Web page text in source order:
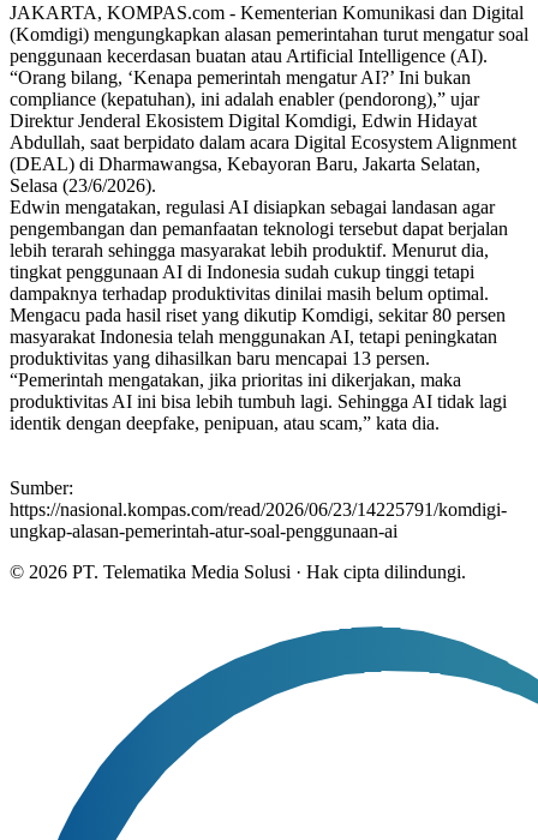
JAKARTA, KOMPAS.com - Kementerian Komunikasi dan Digital
(Komdigi) mengungkapkan alasan pemerintahan turut mengatur soal
penggunaan kecerdasan buatan atau Artificial Intelligence (AI).
“Orang bilang, ‘Kenapa pemerintah mengatur AI?’ Ini bukan
compliance (kepatuhan), ini adalah enabler (pendorong),” ujar
Direktur Jenderal Ekosistem Digital Komdigi, Edwin Hidayat
Abdullah, saat berpidato dalam acara Digital Ecosystem Alignment
(DEAL) di Dharmawangsa, Kebayoran Baru, Jakarta Selatan,
Selasa (23/6/2026).
Edwin mengatakan, regulasi AI disiapkan sebagai landasan agar
pengembangan dan pemanfaatan teknologi tersebut dapat berjalan
lebih terarah sehingga masyarakat lebih produktif. Menurut dia,
tingkat penggunaan AI di Indonesia sudah cukup tinggi tetapi
dampaknya terhadap produktivitas dinilai masih belum optimal.
Mengacu pada hasil riset yang dikutip Komdigi, sekitar 80 persen
masyarakat Indonesia telah menggunakan AI, tetapi peningkatan
produktivitas yang dihasilkan baru mencapai 13 persen.
“Pemerintah mengatakan, jika prioritas ini dikerjakan, maka
produktivitas AI ini bisa lebih tumbuh lagi. Sehingga AI tidak lagi
identik dengan deepfake, penipuan, atau scam,” kata dia.
Sumber:
https://nasional.kompas.com/read/2026/06/23/14225791/komdigi-
ungkap-alasan-pemerintah-atur-soal-penggunaan-ai
© 2026 PT. Telematika Media Solusi · Hak cipta dilindungi.